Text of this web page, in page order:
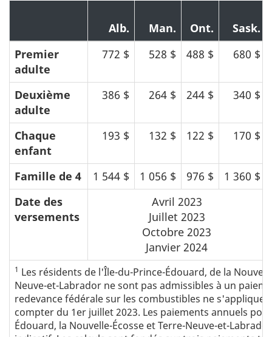
Alb. Man. Ont.
Sask.
Premier
adulte
772 $ 528 $ 488 $ 680 $
Deuxième
adulte
386 $ 264 $ 244 $ 340 $
Chaque
enfant
193 $ 132 $ 122 $ 170 $
Famille de 4 1 544 $ 1 056 $ 976 $ 1 360 $
Date des
versements
Avril 2023
Juillet 2023
Octobre 2023
Janvier 2024
1 Les résidents de l'Île-du-Prince-Édouard, de la
Neuve-et-Labrador ne sont pas admissibles à un
redevance fédérale sur les combustibles ne
compter du 1er juillet 2023. Les paiements annuels
Édouard, la Nouvelle-Écosse et Terre-Neuve-et-